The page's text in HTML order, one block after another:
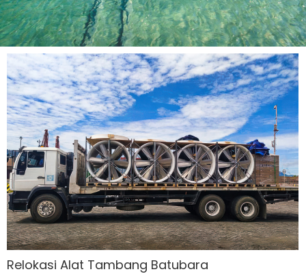
Relokasi Alat Tambang Batubara